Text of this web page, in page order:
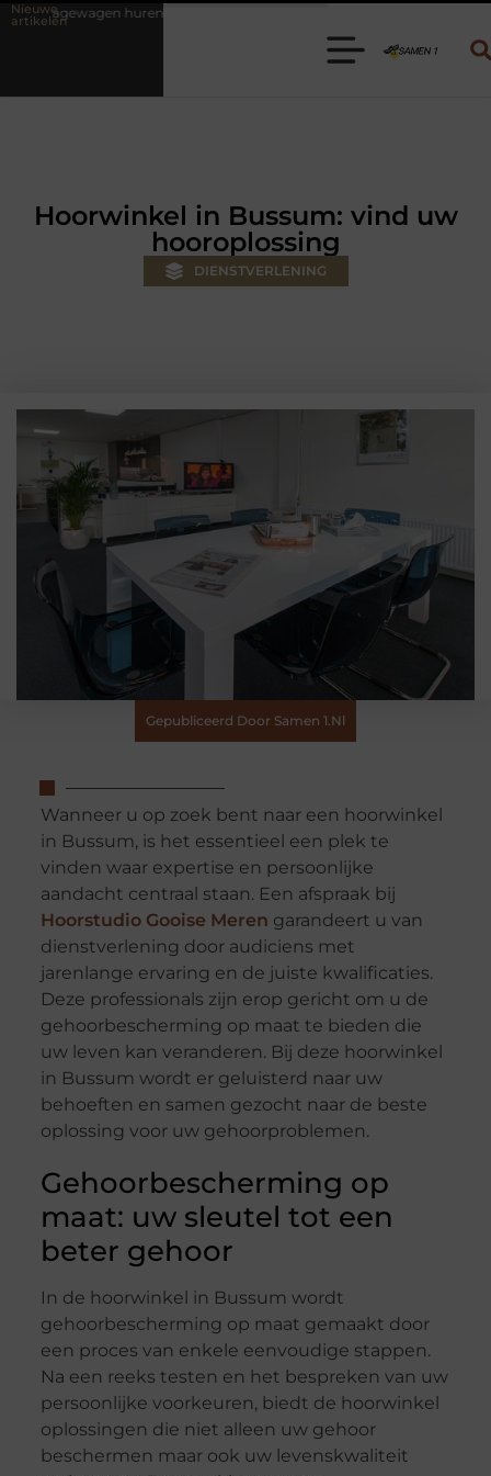
Nieuwe
artikelen
Kies de juiste aanhanger voor jouw klus
Hoorwinkel in Bussum: vind uw
hooroplossing
DIENSTVERLENING
Gepubliceerd Door Samen 1.nl
Wanneer u op zoek bent naar een hoorwinkel
in Bussum, is het essentieel een plek te
vinden waar expertise en persoonlijke
aandacht centraal staan. Een afspraak bij
Hoorstudio Gooise Meren garandeert u van
dienstverlening door audiciens met
jarenlange ervaring en de juiste kwalificaties.
Deze professionals zijn erop gericht om u de
gehoorbescherming op maat te bieden die
uw leven kan veranderen. Bij deze hoorwinkel
in Bussum wordt er geluisterd naar uw
behoeften en samen gezocht naar de beste
oplossing voor uw gehoorproblemen.
Gehoorbescherming op
maat: uw sleutel tot een
beter gehoor
In de hoorwinkel in Bussum wordt
gehoorbescherming op maat gemaakt door
een proces van enkele eenvoudige stappen.
Na een reeks testen en het bespreken van uw
persoonlijke voorkeuren, biedt de hoorwinkel
oplossingen die niet alleen uw gehoor
beschermen maar ook uw levenskwaliteit